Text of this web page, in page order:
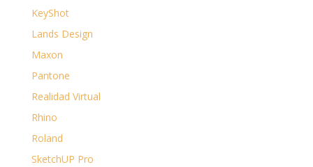
KeyShot
Lands Design
Maxon
Pantone
Realidad Virtual
Rhino
Roland
SketchUP Pro